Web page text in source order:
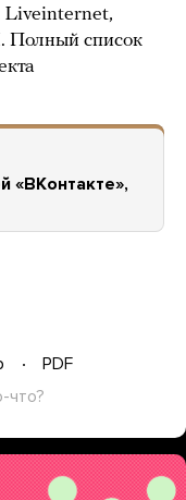
Liveinternet,
Полный список
«ВКонтакте»,
PDF
что?